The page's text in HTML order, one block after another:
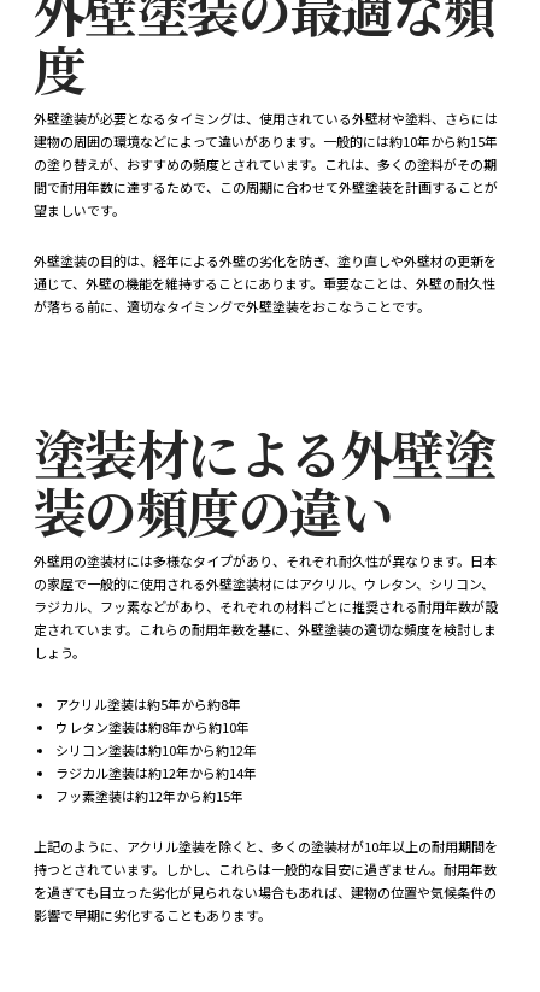
度
外壁塗装が必要となるタイミングは、使用されている外壁材や塗料、さらには
建物の周囲の環境などによって違いがあります。一般的には約10年から約15年
の塗り替えが、おすすめの頻度とされています。これは、多くの塗料がその期
間で耐用年数に達するためで、この周期に合わせて外壁塗装を計画することが
望ましいです。
外壁塗装の目的は、経年による外壁の劣化を防ぎ、塗り直しや外壁材の更新を
通じて、外壁の機能を維持することにあります。重要なことは、外壁の耐久性
が落ちる前に、適切なタイミングで外壁塗装をおこなうことです。
塗装材による外壁塗
装の頻度の違い
外壁用の塗装材には多様なタイプがあり、それぞれ耐久性が異なります。日本
の家屋で一般的に使用される外壁塗装材にはアクリル、ウレタン、シリコン、
ラジカル、フッ素などがあり、それぞれの材料ごとに推奨される耐用年数が設
定されています。これらの耐用年数を基に、外壁塗装の適切な頻度を検討しま
しょう。
アクリル塗装は約5年から約8年
ウレタン塗装は約8年から約10年
シリコン塗装は約10年から約12年
ラジカル塗装は約12年から約14年
フッ素塗装は約12年から約15年
上記のように、アクリル塗装を除くと、多くの塗装材が10年以上の耐用期間を
持つとされています。しかし、これらは一般的な目安に過ぎません。耐用年数
を過ぎても目立った劣化が見られない場合もあれば、建物の位置や気候条件の
影響で早期に劣化することもあります。